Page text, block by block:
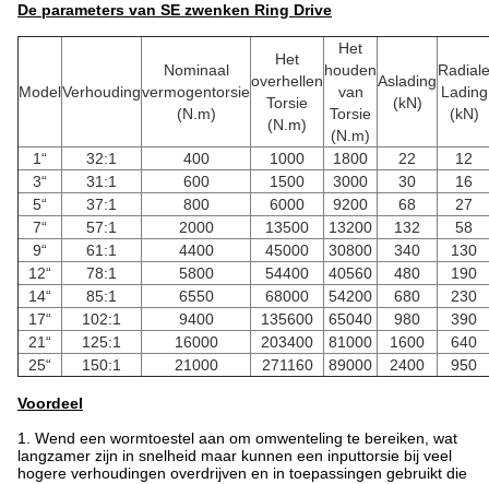
De parameters van SE zwenken Ring Drive
ModelVerhouding
Nominaal
vermogentorsie
(N.m)
Het
overhellen
Torsie
(N.m)
Het
houden
van
Torsie
(N.m)
Aslading
(kN)
Radiale
Lading
(kN)
1“ 32:1 400 1000 1800 22
12
3“
31:1 600 1500 3000 30
16
5“
37:1 800 6000 9200 68
27
7“
57:1 2000 13500 13200 132
58
9“
61:1 4400 45000 30800 340
130
12“
78:1 5800 54400 40560 480
190
14“
85:1 6550 68000 54200 680
230
17“
102:1 9400 135600 65040 980
390
21“
125:1 16000 203400 81000 1600
640
25“
150:1 21000 271160 89000 2400 950
Voordeel
1. Wend een wormtoestel aan om omwenteling te bereiken, wat
langzamer zijn in snelheid maar kunnen een inputtorsie bij veel
hogere verhoudingen overdrijven en in toepassingen gebruikt die